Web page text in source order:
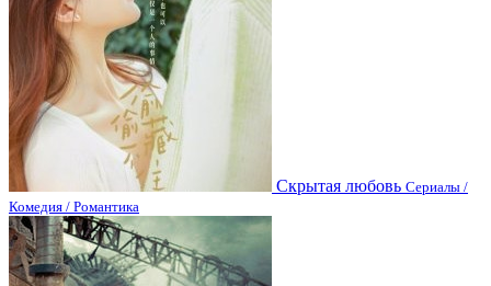
Скрытая любовь Сериалы /
Комедия / Романтика